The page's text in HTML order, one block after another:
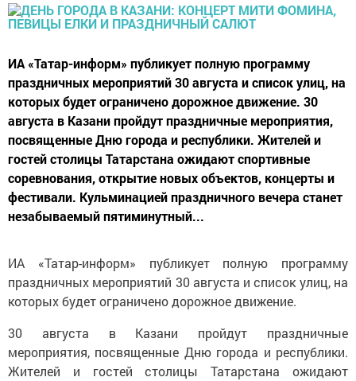
ИА «Татар-информ» публикует полную программу
праздничных мероприятий 30 августа и список улиц, на
которых будет ограничено дорожное движение. 30
августа в Казани пройдут праздничные мероприятия,
посвященные Дню города и республики. Жителей и
гостей столицы Татарстана ожидают спортивные
соревнования, открытие новых объектов, концерты и
фестивали. Кульминацией праздничного вечера станет
незабываемый пятиминутный...
ИА «Татар-информ» публикует полную программу
праздничных мероприятий 30 августа и список улиц, на
которых будет ограничено дорожное движение.
30 августа в Казани пройдут праздничные
мероприятия, посвященные Дню города и республики.
Жителей и гостей столицы Татарстана ожидают